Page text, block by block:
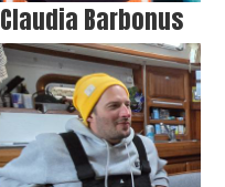
Claudia Barbonus